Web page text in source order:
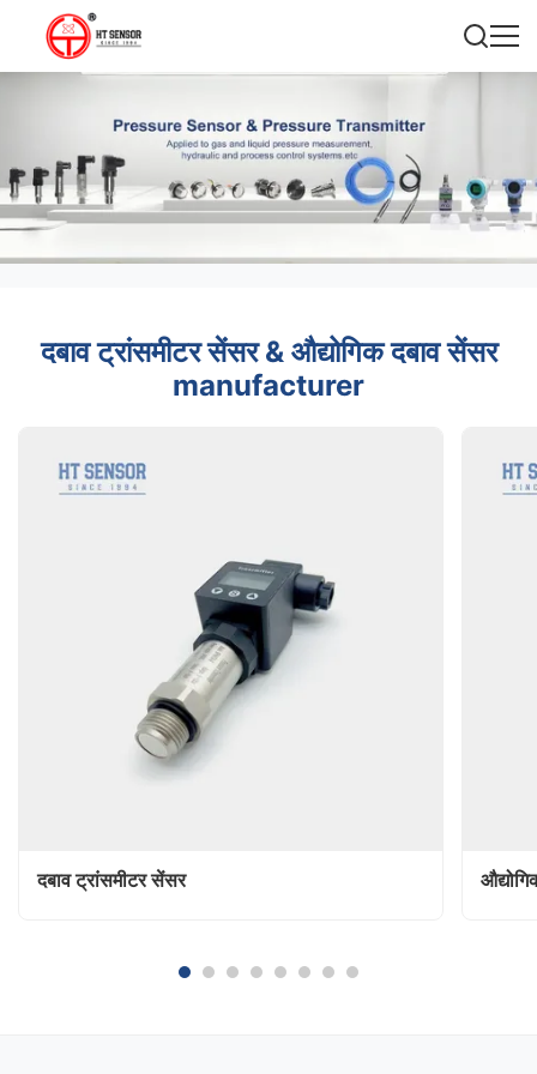
दबाव ट्रांसमीटर सेंसर & औद्योगिक दबाव सेंसर
manufacturer
दबाव ट्रांसमीटर सेंसर